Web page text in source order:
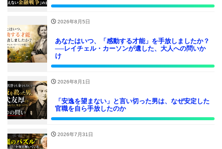
2026年8月5日
あなたはいつ、「感動する才能」を手放しましたか？
──レイチェル・カーソンが遺した、大人への問いか
け
2026年8月1日
「安逸を望まない」と言い切った男は、なぜ安定した
官職を自ら手放したのか
2026年7月31日